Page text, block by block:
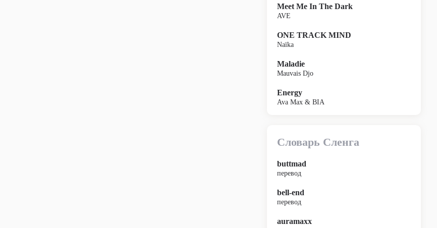
Meet Me In The Dark
AVE
ONE TRACK MIND
Naïka
Maladie
Mauvais Djo
Energy
Ava Max & BIA
Словарь Сленга
buttmad
перевод
bell-end
перевод
auramaxx